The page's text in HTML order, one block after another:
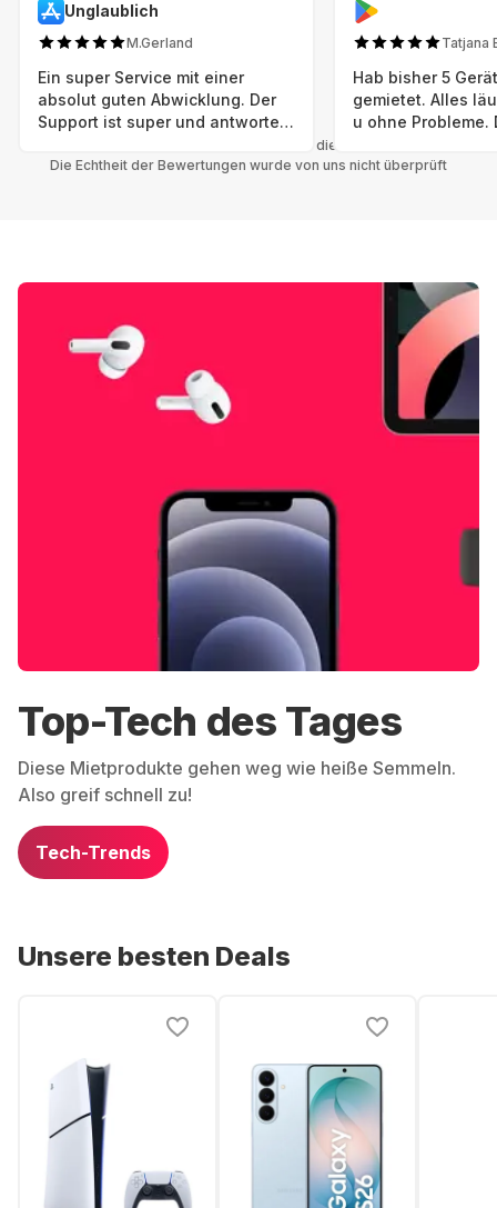
Unglaublich
M.Gerland
Ein super Service mit einer
absolut guten Abwicklung. Der
Support ist super und antworte
Tatjana
Hab bisher 5
gemietet. Alles
u ohne Probleme.
einwandfreien
Nachhaltig u wer
mal wieder ein
hat (Xbox,
Smartphone etc),
Grover nur
Möglichkeit
besteht nach
Alle Bewertungen beziehen sich auf die Grover App.
Die Echtheit der Bewertungen wurde von uns nicht überprüft
Top-Tech des Tages
Diese Mietprodukte gehen weg wie heiße Semmeln.
Also greif schnell zu!
Tech-Trends
Unsere besten Deals